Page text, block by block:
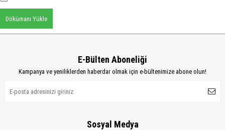
Dökümanı Yükle
E-Bülten Aboneliği
Kampanya ve yeniliklerden haberdar olmak için e-bültenimize abone olun!
Sosyal Medya